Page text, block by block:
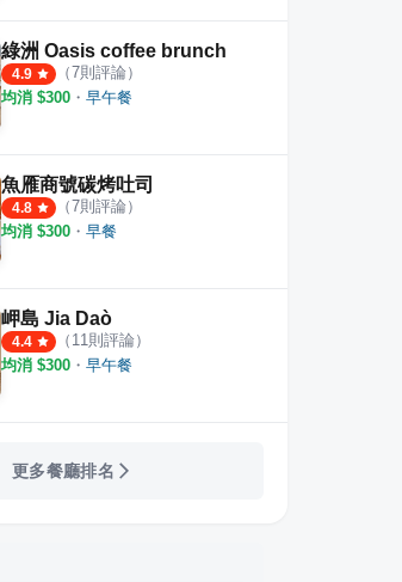
綠洲 Oasis coffee brunch
4.9 （7則評論）
均消 $300 ・ 早午餐
魚雁商號碳烤吐司
4.8 （7則評論）
均消 $300 ・ 早餐
岬島 Jia Daò
4.4 （ 11則評論）
均消 $300 ・ 早午餐
更多餐廳排名